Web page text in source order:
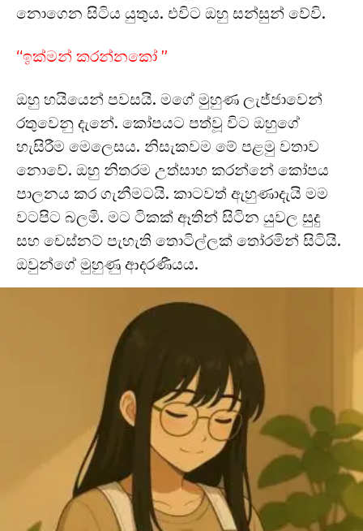
නොගෙන සිටිය යුතුය. එවිට ඔහු සන්සුන් වේවි.
“ඉක්මන් කරන්නකෝ ”
ඔහු හයියෙන් පවසයි. මගේ මුහුණ ලැජ්ජාවෙන්
රතුවෙනු දැනේ. කෝපයට පත්වූ විට ඔහුගේ
හැසිරීම මෙලෙසය. නිසැකවම මේ පළමු වතාව
නොවේ. ඔහු නිතරම උත්සාහ කරන්නේ කෝපය
පාලනය කර ගැනීමටයි. කාටවත් ඇහුණාදැයි මම
වටපිට බලමි. මට ටිකක් ඈතින් සිටින යුවල සුදු
සහ චෙස්නට් පැහැති තොටිල්ලක් තෝරමින් සිටියි.
ඔවුන්ගේ මුහුණු ආදරණීයය.